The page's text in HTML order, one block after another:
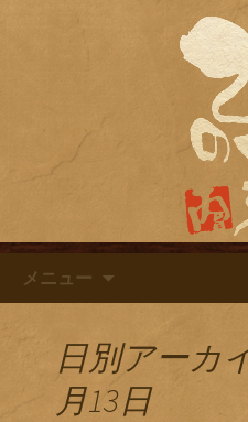
名古屋市栄に
台所ひのゑ」
名古屋市栄にあ
のゑ（ひのえ）
料理を中心とし
しめるお店です
めメニューや日
報を随時更新中。
メニュー
日別アーカ
月13日